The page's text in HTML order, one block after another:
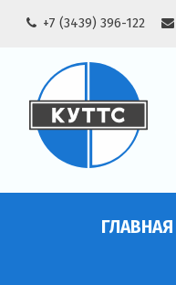
Skip
content
+7 (3439) 396-122
ГЛАВНАЯ